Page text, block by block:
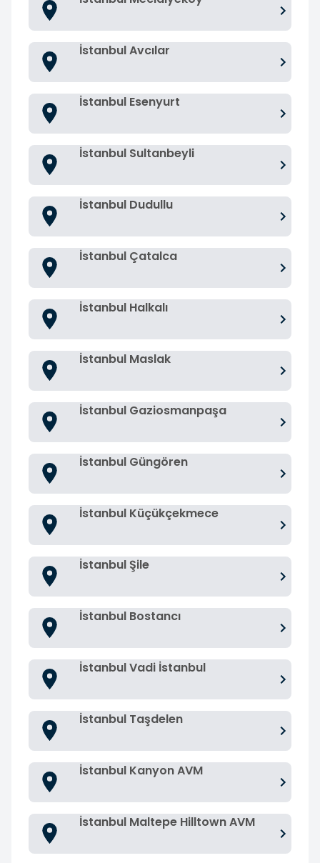
İstanbul Avcılar
İstanbul Esenyurt
İstanbul Sultanbeyli
İstanbul Dudullu
İstanbul Çatalca
İstanbul Halkalı
İstanbul Maslak
İstanbul Gaziosmanpaşa
İstanbul Güngören
İstanbul Küçükçekmece
İstanbul Şile
İstanbul Bostancı
İstanbul Vadi İstanbul
İstanbul Taşdelen
İstanbul Kanyon AVM
İstanbul Maltepe Hilltown AVM